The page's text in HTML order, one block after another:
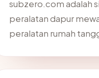
subzero.com adalah
peralatan dapur
peralatan rumah